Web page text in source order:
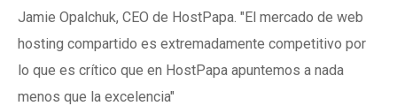
Jamie Opalchuk, CEO de HostPapa. "El mercado de web
hosting compartido es extremadamente competitivo por
lo que es crítico que en HostPapa apuntemos a nada
menos que la excelencia"